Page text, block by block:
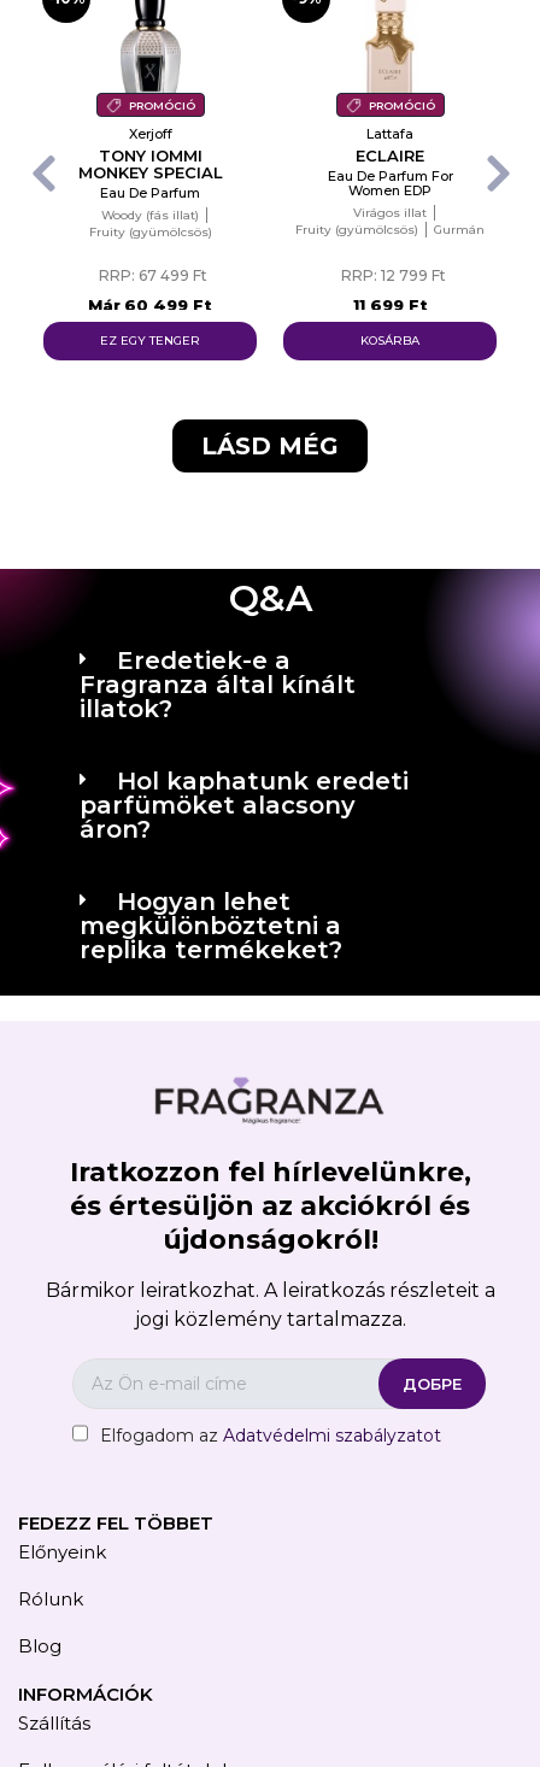
PROMÓCIÓ
Xerjoff
TONY IOMMI
MONKEY SPECIAL
Eau De Parfum
Woody (fás illat)
Fruity (gyümölcsös)
Már
RRP: 67 499 Ft
60 499 Ft
EZ EGY TENGER
PROMÓCIÓ
Lattafa
ECLAIRE
Eau De Parfum For
Women EDP
Virágos illat
Fruity (gyümölcsös)
Gurmán
RRP: 12 799 Ft
11 699 Ft
KOSÁRBA
LÁSD MÉG
Q&A
Eredetiek-e a
Fragranza által kínált
illatok?
Hol kaphatunk eredeti
parfümöket alacsony
áron?
Hogyan lehet
megkülönböztetni a
replika termékeket?
Iratkozzon fel hírlevelünkre,
és értesüljön az akciókról és
újdonságokról!
Bármikor leiratkozhat. A leiratkozás részleteit a
jogi közlemény tartalmazza.
Elfogadom az Adatvédelmi szabályzatot
FEDEZZ FEL TÖBBET
Előnyeink
Rólunk
Blog
INFORMÁCIÓK
Szállítás